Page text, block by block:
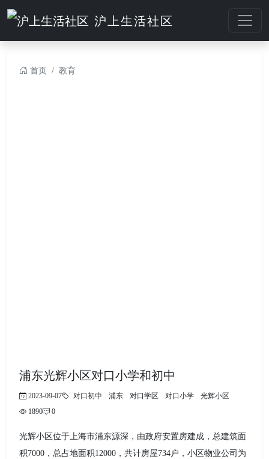
沪上生活社区
首页 教育
浦东光辉小区对口小学和初中
2023-09-07 对口初中 浦东 对口学区 对口小学
光辉小区
1890
0
光辉小区位于上海市浦东源深，由政府安置房建成，总建筑面
积7000，总占地面积12000，共计房屋734户，小区物业公司为